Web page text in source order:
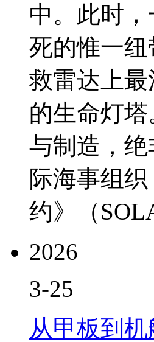
中。此时
死的惟一
救雷达上
的生命灯
与制造，
际海事组
约》（
2026
3-25
从甲板到